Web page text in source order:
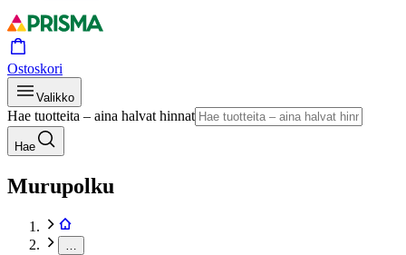
Ostoskori
Valikko
Hae tuotteita – aina halvat hinnat
Hae
Murupolku